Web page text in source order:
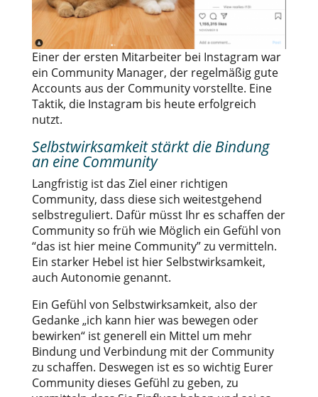
Einer der ersten Mitarbeiter bei Instagram war
ein Community Manager, der regelmäßig gute
Accounts aus der Community vorstellte. Eine
Taktik, die Instagram bis heute erfolgreich
nutzt.
Selbstwirksamkeit stärkt die Bindung
an eine Community
Langfristig ist das Ziel einer richtigen
Community, dass diese sich weitestgehend
selbstreguliert. Dafür müsst Ihr es schaffen der
Community so früh wie Möglich ein Gefühl von
“das ist hier meine Community” zu vermitteln.
Ein starker Hebel ist hier Selbstwirksamkeit,
auch Autonomie genannt.
Ein Gefühl von Selbstwirksamkeit, also der
Gedanke „ich kann hier was bewegen oder
bewirken“ ist generell ein Mittel um mehr
Bindung und Verbindung mit der Community
zu schaffen. Deswegen ist es so wichtig Eurer
Community dieses Gefühl zu geben, zu